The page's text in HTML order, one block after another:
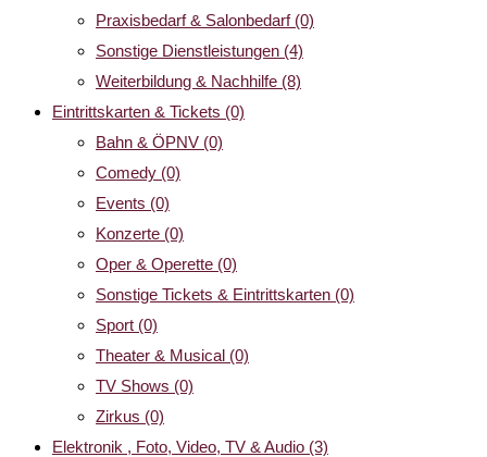
Praxisbedarf & Salonbedarf (0)
Sonstige Dienstleistungen (4)
Weiterbildung & Nachhilfe (8)
Eintrittskarten & Tickets (0)
Bahn & ÖPNV (0)
Comedy (0)
Events (0)
Konzerte (0)
Oper & Operette (0)
Sonstige Tickets & Eintrittskarten (0)
Sport (0)
Theater & Musical (0)
TV Shows (0)
Zirkus (0)
Elektronik , Foto, Video, TV & Audio (3)